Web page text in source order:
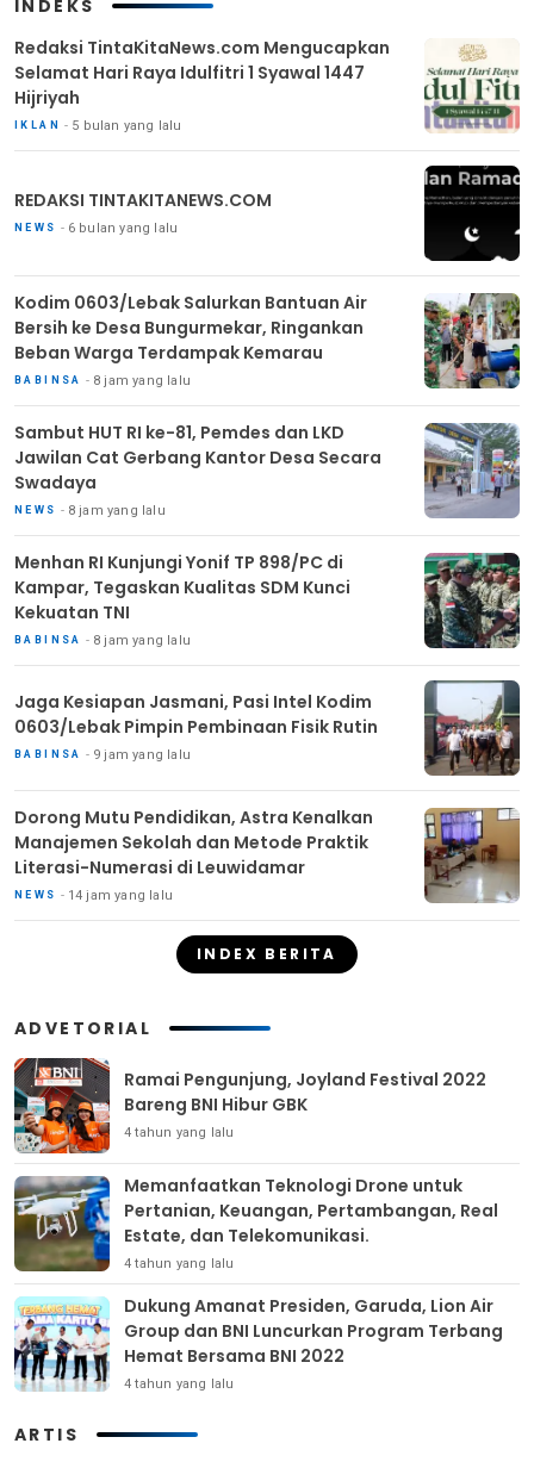
INDEKS
Redaksi TintaKitaNews.com Mengucapkan
Selamat Hari Raya Idulfitri 1 Syawal 1447
Hijriyah
IKLAN 5 bulan yang lalu
REDAKSI TINTAKITANEWS.COM
NEWS 6 bulan yang lalu
Kodim 0603/Lebak Salurkan Bantuan Air
Bersih ke Desa Bungurmekar, Ringankan
Beban Warga Terdampak Kemarau
BABINSA 8 jam yang lalu
Sambut HUT RI ke-81, Pemdes dan LKD
Jawilan Cat Gerbang Kantor Desa Secara
Swadaya
NEWS 8 jam yang lalu
Menhan RI Kunjungi Yonif TP 898/PC di
Kampar, Tegaskan Kualitas SDM Kunci
Kekuatan TNI
BABINSA 8 jam yang lalu
Jaga Kesiapan Jasmani, Pasi Intel Kodim
0603/Lebak Pimpin Pembinaan Fisik Rutin
BABINSA 9 jam yang lalu
Dorong Mutu Pendidikan, Astra Kenalkan
Manajemen Sekolah dan Metode Praktik
Literasi-Numerasi di Leuwidamar
NEWS 14 jam yang lalu
INDEX BERITA
ADVETORIAL
Ramai Pengunjung, Joyland Festival 2022
Bareng BNI Hibur GBK
4 tahun yang lalu
Memanfaatkan Teknologi Drone untuk
Pertanian, Keuangan, Pertambangan, Real
Estate, dan Telekomunikasi.
4 tahun yang lalu
Dukung Amanat Presiden, Garuda, Lion Air
Group dan BNI Luncurkan Program Terbang
Hemat Bersama BNI 2022
4 tahun yang lalu
ARTIS